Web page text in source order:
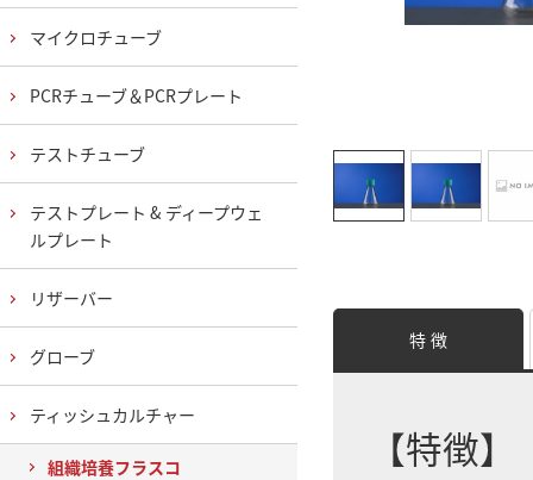
特 徴
【特徴】
マイクロチューブ
PCRチューブ＆PCRプレート
テストチューブ
テストプレート & ディープウェ
ルプレート
リザーバー
グローブ
ティッシュカルチャー
組織培養フラスコ